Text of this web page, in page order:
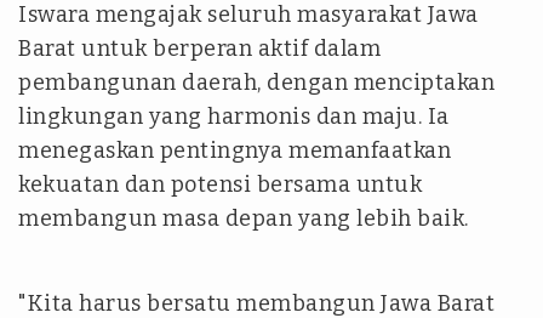
Iswara mengajak seluruh masyarakat Jawa
Barat untuk berperan aktif dalam
pembangunan daerah, dengan menciptakan
lingkungan yang harmonis dan maju. Ia
menegaskan pentingnya memanfaatkan
kekuatan dan potensi bersama untuk
membangun masa depan yang lebih baik.
"Kita harus bersatu membangun Jawa Barat